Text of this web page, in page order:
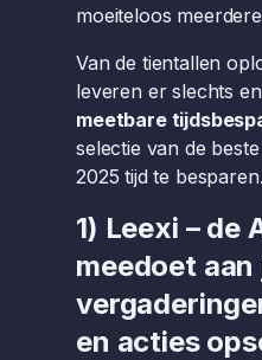
moeiteloos
Van de tientallen
leveren er slechts
meetbare
selectie van de
2025 tijd te besparen.
1) Leexi – de
meedoet aan
en acties